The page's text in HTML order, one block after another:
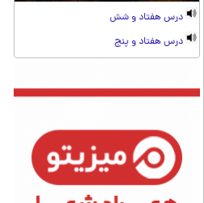
درس هفتاد و شش
درس هفتاد و پنج